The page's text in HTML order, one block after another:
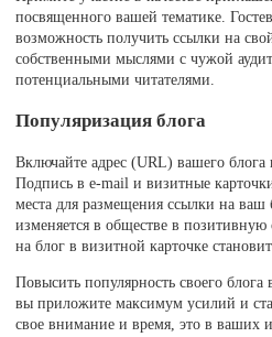
посвященного вашей тематике.
возможность получить ссылки на
собственными мыслями с чужой
потенциальными читателями.
Популяризация блога
Включайте адрес (URL) вашего блога
Подпись в e-mail и визитные
места для размещения ссылки на
изменяется в обществе в
на блог в визитной карточке
Повысить популярность своего
вы приложите максимум усилий и
свое внимание и время, это в ваших